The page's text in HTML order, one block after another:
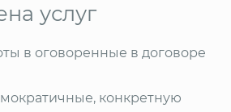
услуг
в оговоренные в договоре
конкретную